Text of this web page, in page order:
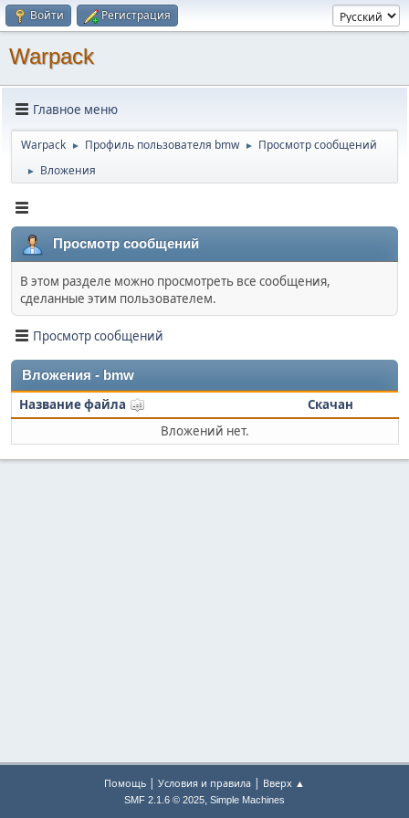
Войти Регистрация
Warpack
Главное меню
Warpack ► Профиль пользователя bmw ► Просмотр сообщений
► Вложения
Просмотр сообщений
В этом разделе можно просмотреть все сообщения,
сделанные этим пользователем.
Просмотр сообщений
Вложения - bmw
Название файла
Скачан
Вложений нет.
Помощь | Условия и правила | Вверх ▲
SMF 2.1.6 © 2025, Simple Machines